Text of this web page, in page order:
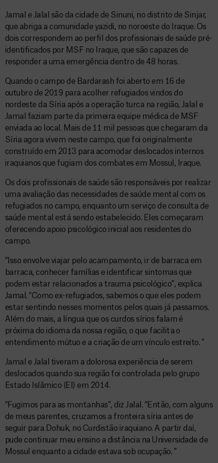
Jamal e Jalal são da cidade de Sinuni, no distrito de Sinjar,
que abriga a comunidade yazidi, no noroeste do Iraque. Os
dois correspondem ao perfil dos profissionais de saúde pré-
identificados por MSF no Iraque, que são capazes de
responder a uma emergência dentro de 48 horas.
Quando o campo de Bardarash foi aberto em 16 de
outubro de 2019 para acolher refugiados vindos do
nordeste da Síria após a operação turca na região, Jalal e
Jamal faziam parte da primeira equipe médica de MSF
enviada ao local. Mais de 11 mil pessoas que chegaram da
Síria agora vivem neste campo, que foi originalmente
construído em 2013 para acomodar deslocados internos
iraquianos que fugiam dos combates em Mossul, Iraque.
Os dois profissionais de saúde são responsáveis por realizar
uma avaliação das necessidades de saúde mental com os
refugiados no campo, enquanto um serviço de consulta de
saúde mental está sendo estabelecido. Eles começaram
oferecendo apoio psicológico inicial aos residentes do
campo.
“Isso envolve viajar pelo acampamento, ir de barraca em
barraca, conhecer famílias e identificar sintomas que
podem estar relacionados a trauma psicológico”, explica
Jamal. “Como ex-refugiados, sabemos o que eles podem
estar sentindo nesses momentos pelos quais já passamos.
Além do mais, a língua que os curdos sírios falam é
próxima do idioma da nossa região, o que facilita o
entendimento mútuo e a criação de um vínculo estreito. ”
Jamal e Jalal tiveram a dolorosa experiência de serem
deslocados quando sua região foi controlada pelo grupo
Estado Islâmico (EI) em 2014.
“Fugimos para as montanhas”, diz Jalal. “Então, com alguns
de meus parentes, cruzamos a fronteira síria antes de
seguir para Dohuk, no Curdistão iraquiano. A partir daí,
pude continuar meu ensino a distância na Universidade de
Mossul enquanto a cidade estava sob ocupação. ”